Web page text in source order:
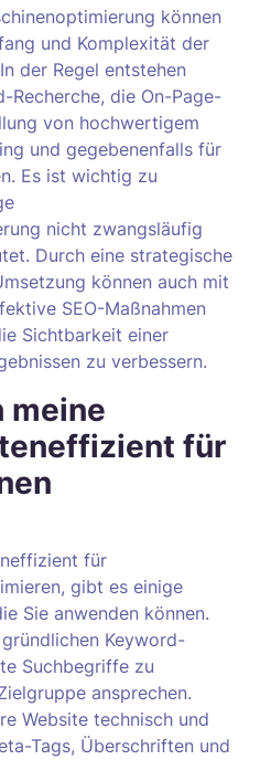
können
und Komplexität der
der Regel entstehen
Recherche, die On-Page-
von hochwertigem
und gegebenenfalls für
Es ist wichtig zu
nicht zwangsläufig
Durch eine strategische
können auch mit
SEO-Maßnahmen
Sichtbarkeit einer
zu verbessern.
meine
für
für
gibt es einige
Sie anwenden können.
Keyword-
Suchbegriffe zu
ansprechen.
Website technisch und
Tags, Überschriften und